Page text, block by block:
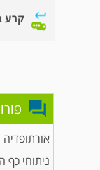
קרע
ניתוחי כף